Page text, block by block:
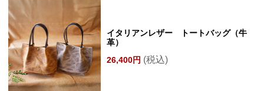
イタリアンレザー トートバッグ（牛
革）
26,400円 (税込)